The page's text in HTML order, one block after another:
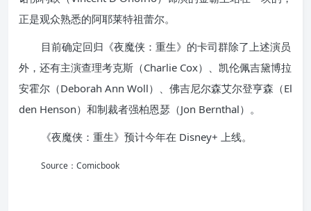
正是观众熟悉的阿耶莱特祖蕾尔。
目前确定回归《夜魔侠：重生》的卡司群除了上述演员
外，还有主演查理考克斯（Charlie Cox）、凯伦佩吉黛博拉
安霍尔（Deborah Ann Woll）、佛吉尼尔森艾尔登亨森（El
den Henson）和制裁者强柏恩瑟（Jon Bernthal）。
《夜魔侠：重生》预计今年在 Disney+ 上线。
Source：Comicbook